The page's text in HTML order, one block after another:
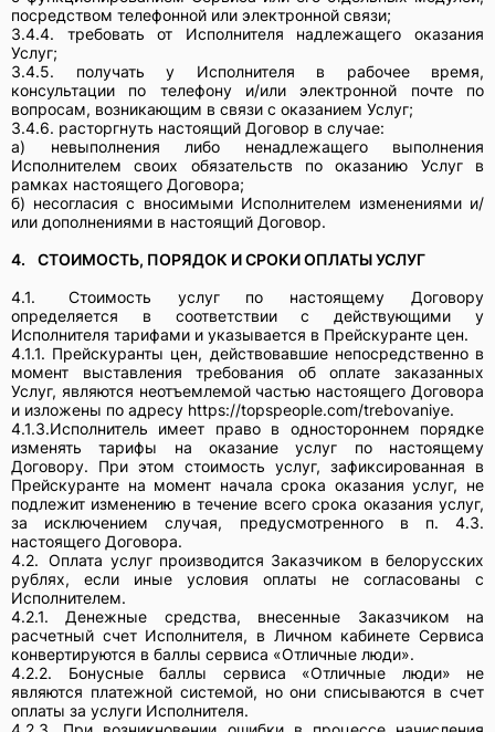
посредством телефонной или электронной связи;
3.4.4. требовать от Исполнителя надлежащего оказания
Услуг;
3.4.5. получать у Исполнителя в рабочее время,
консультации по телефону и/или электронной почте по
вопросам, возникающим в связи с оказанием Услуг;
3.4.6. расторгнуть настоящий Договор в случае:
а) невыполнения либо ненадлежащего выполнения
Исполнителем своих обязательств по оказанию Услуг в
рамках настоящего Договора;
б) несогласия с вносимыми Исполнителем изменениями и/
или дополнениями в настоящий Договор.
4.
СТОИМОСТЬ, ПОРЯДОК И СРОКИ ОПЛАТЫ УСЛУГ
4.1.
Стоимость услуг по настоящему Договору
определяется в соответствии с действующими у
Исполнителя тарифами и указывается в Прейскуранте цен.
4.1.1. Прейскуранты цен, действовавшие непосредственно в
момент выставления требования об оплате заказанных
Услуг, являются неотъемлемой частью настоящего Договора
и изложены по адресу https://topspeople.com/trebovaniye.
4.1.3.Исполнитель имеет право в одностороннем порядке
изменять тарифы на оказание услуг по настоящему
Договору. При этом стоимость услуг, зафиксированная в
Прейскуранте на момент начала срока оказания услуг, не
подлежит изменению в течение всего срока оказания услуг,
за исключением случая, предусмотренного в п. 4.3.
настоящего Договора.
4.2.
Оплата услуг производится Заказчиком в белорусских
рублях, если иные условия оплаты не согласованы с
Исполнителем.
4.2.1. Денежные средства, внесенные Заказчиком на
расчетный счет Исполнителя, в Личном кабинете Сервиса
конвертируются в баллы сервиса «Отличные люди».
4.2.2. Бонусные баллы сервиса «Отличные люди» не
являются платежной системой, но они списываются в счет
оплаты за услуги Исполнителя.